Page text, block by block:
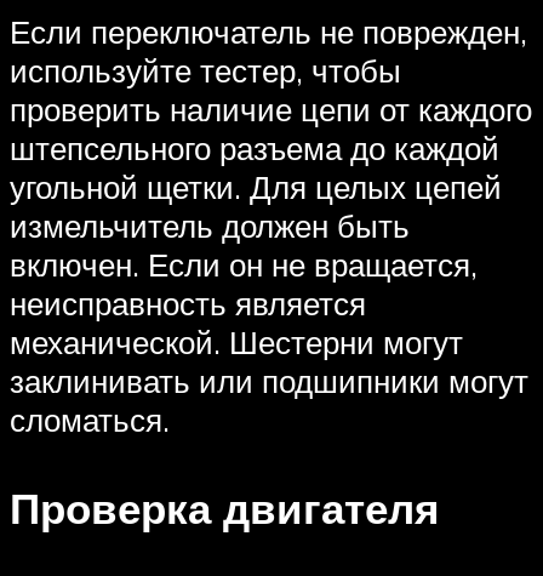
Если переключатель не поврежден,
используйте тестер, чтобы
проверить наличие цепи от каждого
штепсельного разъема до каждой
угольной щетки. Для целых цепей
измельчитель должен быть
включен. Если он не вращается,
неисправность является
механической. Шестерни могут
заклинивать или подшипники могут
сломаться.
Проверка двигателя